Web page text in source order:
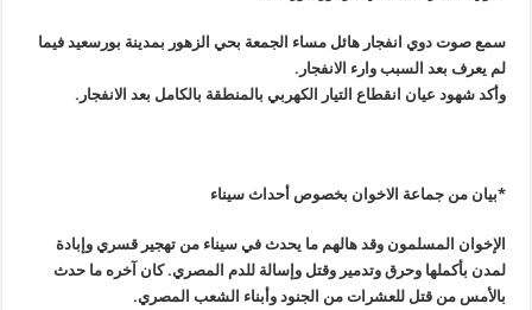
سمع صوت دوي انفجار هائل مساء الجمعة بحي الزهور بمدينة بورسعيد فيما
لم يعرف بعد السبب وارء الانفجار .
وأكد شهود عيان انقطاع التيار الكهربي بالمنطقة بالكامل بعد الانفجار .
*بيان من جماعة الاخوان بخصوص أحداث سيناء
الإخوان المسلمون وقد هالهم ما يحدث في سيناء من تهجير قسري وإبادة
لمدن بأكملها وحرق وتدمير وقتل وإسالة للدم المصري. كان آخره ما حدث
بالأمس من قتل للعشرات من الجنود وأبناء الشعب المصري.